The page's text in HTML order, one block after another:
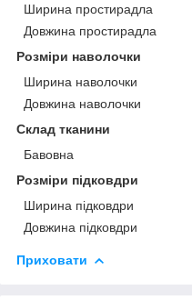
Ширина простирадла
Довжина простирадла
Розміри наволочки
Ширина наволочки
Довжина наволочки
Склад тканини
Бавовна
Розміри підковдри
Ширина підковдри
Довжина підковдри
Приховати